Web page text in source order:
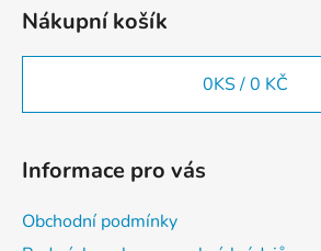
Nákupní košík
0KS /0 KČ
Informace pro vás
Obchodní podmínky